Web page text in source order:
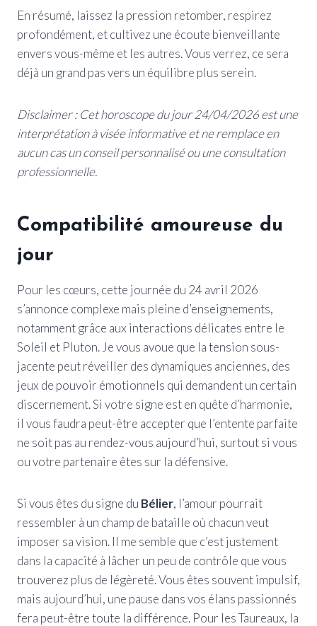
En résumé, laissez la pression retomber, respirez
profondément, et cultivez une écoute bienveillante
envers vous-même et les autres. Vous verrez, ce sera
déjà un grand pas vers un équilibre plus serein.
Disclaimer : Cet horoscope du jour 24/04/2026 est une
interprétation à visée informative et ne remplace en
aucun cas un conseil personnalisé ou une consultation
professionnelle.
Compatibilité amoureuse du
jour
Pour les cœurs, cette journée du 24 avril 2026
s’annonce complexe mais pleine d’enseignements,
notamment grâce aux interactions délicates entre le
Soleil et Pluton. Je vous avoue que la tension sous-
jacente peut réveiller des dynamiques anciennes, des
jeux de pouvoir émotionnels qui demandent un certain
discernement. Si votre signe est en quête d’harmonie,
il vous faudra peut-être accepter que l’entente parfaite
ne soit pas au rendez-vous aujourd’hui, surtout si vous
ou votre partenaire êtes sur la défensive.
Si vous êtes du signe du Bélier, l’amour pourrait
ressembler à un champ de bataille où chacun veut
imposer sa vision. Il me semble que c’est justement
dans la capacité à lâcher un peu de contrôle que vous
trouverez plus de légèreté. Vous êtes souvent impulsif,
mais aujourd’hui, une pause dans vos élans passionnés
fera peut-être toute la différence. Pour les Taureaux, la